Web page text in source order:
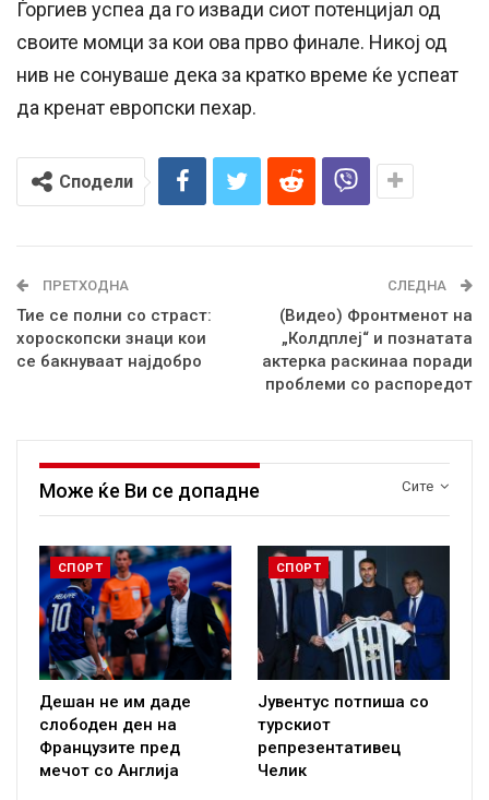
Ѓоргиев успеа да го извади сиот потенцијал од
своите момци за кои ова прво финале. Никој од
нив не сонуваше дека за кратко време ќе успеат
да кренат европски пехар.
Сподели
ПРЕТХОДНА
Тие се полни со страст:
хороскопски знаци кои
се бакнуваат најдобро
СЛЕДНА
(Видео) Фронтменот на
„Колдплеј“ и познатата
актерка раскинаа поради
проблеми со распоредот
Сите
Може ќе Ви се допадне
СПОРТ
Дешан не им даде
слободен ден на
Французите пред
мечот со Англија
СПОРТ
Јувентус потпиша со
турскиот
репрезентативец
Челик